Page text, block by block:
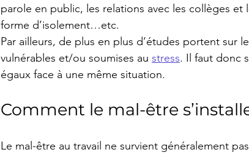
parole en public, les relations avec les collèges et
forme d’isolement…etc.
Par ailleurs, de plus en plus d’études portent sur
vulnérables et/ou soumises au stress. Il faut donc
égaux face à une même situation.
Comment le mal-être
Le mal-être au travail ne survient généralement